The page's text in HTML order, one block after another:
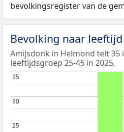
bevolkingsregister van de
Bevolking naar
Amijsdonk in Helmond telt 35
leeftijdsgroep 25-45 in 2025.
25
25
30
30
35
35